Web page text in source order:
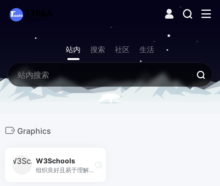
站内 搜索 社区 生活
Graphics
W3Schools
组织良好且易于理解的 Web 构建教程，包含大量有关如何使用 HTML、CSS、JavaScript、SQL、Python、PHP、Bootstrap、Java、XML 等的示例。